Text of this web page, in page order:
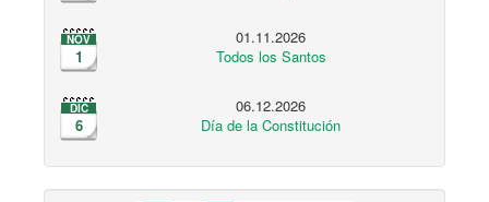
NOV
1
01.11.2026
Todos los Santos
DIC
6
06.12.2026
Día de la Constitución